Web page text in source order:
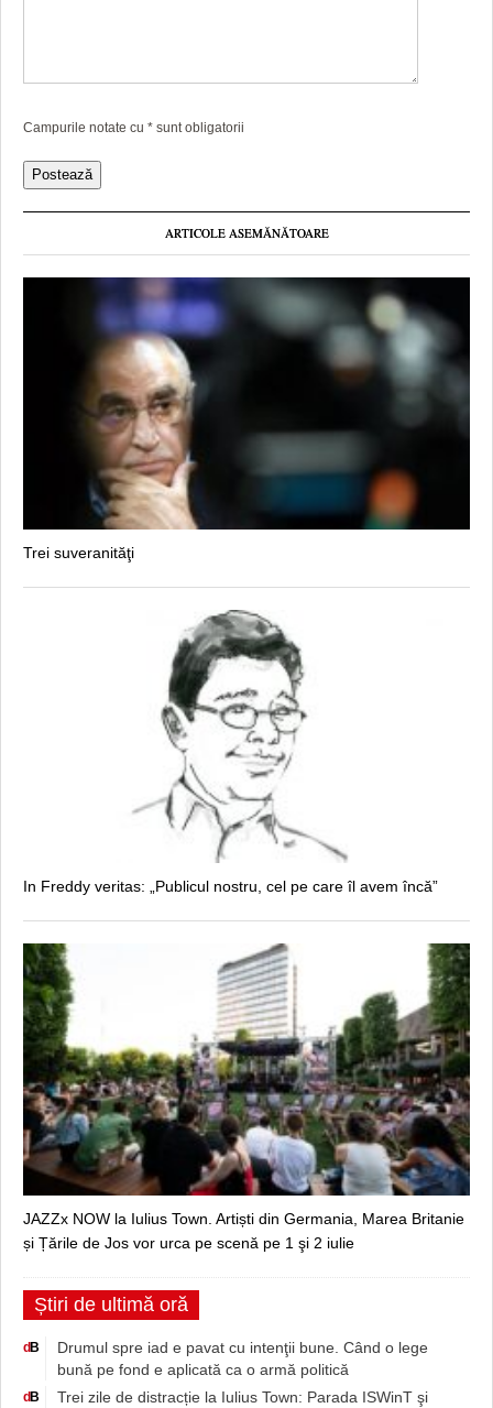
Campurile notate cu * sunt obligatorii
ARTICOLE ASEMĂNĂTOARE
Trei suveranităţi
In Freddy veritas: „Publicul nostru, cel pe care îl avem încă”
JAZZx NOW la Iulius Town. Artiști din Germania, Marea Britanie
și Țările de Jos vor urca pe scenă pe 1 şi 2 iulie
Știri de ultimă oră
d B
Drumul spre iad e pavat cu intenţii bune. Când o lege
bună pe fond e aplicată ca o armă politică
d B
Trei zile de distracție la Iulius Town: Parada ISWinT şi